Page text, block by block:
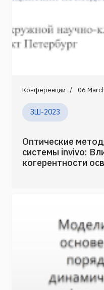
Конференции 06
ЗШ-2023
Оптические
системы invivo:
когерентности